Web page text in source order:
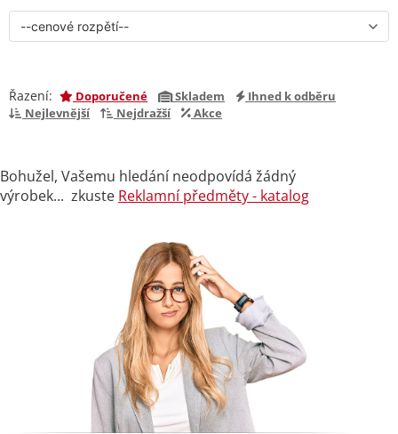
Řazení: Doporučené Skladem
Ihned k odběru
Nejlevnější
Nejdražší Akce
Bohužel, Vašemu hledání neodpovídá žádný
výrobek... zkuste Reklamní předměty - katalog